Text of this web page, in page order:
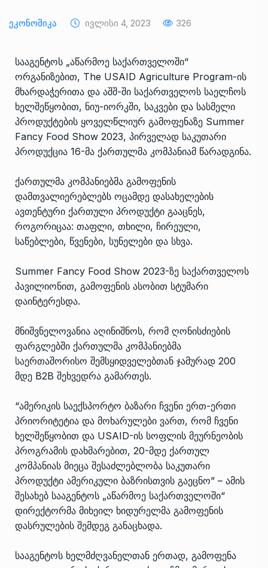
Ეკონომიკა Ივლისი 4, 2023 326
სააგენტოს „აწარმოე საქართველოში“
ორგანიზებით, The USAID Agriculture Program-ის
მხარდაჭერითა და აშშ-ში საქართველოს საელჩოს
ხელშეწყობით, ნიუ-იორკში, საკვები და სასმელი
პროდუქტების ყოველწლიურ გამოფენაზე Summer
Fancy Food Show 2023, პირველად საკუთარი
პროდუქცია 16-მა ქართულმა კომპანიამ წარადგინა.
ქართულმა კომპანიებმა გამოფენის
დამთვალიერებლებს ოცამდე დასახელების
ავთენტური ქართული პროდუქტი გააცნეს,
როგორიცაა: თაფლი, თხილი, ჩირეული,
საწებლები, წვენები, სუნელები და სხვა.
Summer Fancy Food Show 2023-ზე საქართველოს
პავილიონით, გამოფენის ასობით სტუმარი
დაინტერესდა.
მნიშვნელოვანია აღინიშნოს, რომ ღონისძიების
ფარგლებში ქართულმა კომპანიებმა
საერთაშორისო შემსყიდველებთან ჯამურად 200
მდე B2B შეხვედრა გამართეს.
“ამერიკის საექსპორტო ბაზარი ჩვენი ერთ-ერთი
პრიორიტეტია და მოხარულები ვართ, რომ ჩვენი
ხელშეწყობით და USAID-ის სოფლის მეურნეობის
პროგრამის დახმარებით, 20-მდე ქართულ
კომპანიას მიეცა შესაძლებლობა საკუთარი
პროდუქტი ამერიკული ბაზრისთვის გაეცნო” – ამის
შესახებ სააგენტოს „აწარმოე საქართველოში“
დირექტორმა მიხეილ ხიდურელმა გამოფენის
დასრულების შემდეგ განაცხადა.
სააგენტოს ხელმძღვანელთან ერთად, გამოფენა